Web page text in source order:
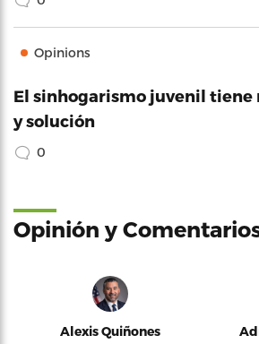
Opinions
El sinhogarismo juvenil tiene
y solución
0
Opinión y
Alexis Quiñones